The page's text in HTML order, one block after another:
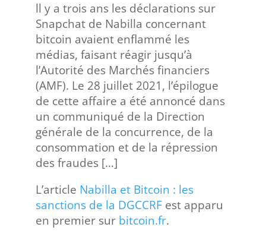
ll y a trois ans les déclarations sur
Snapchat de Nabilla concernant
bitcoin avaient enflammé les
médias, faisant réagir jusqu’à
l’Autorité des Marchés financiers
(AMF). Le 28 juillet 2021, l’épilogue
de cette affaire a été annoncé dans
un communiqué de la Direction
générale de la concurrence, de la
consommation et de la répression
des fraudes […]
L’article Nabilla et Bitcoin : les
sanctions de la DGCCRFest apparu
en premier sur bitcoin.fr.